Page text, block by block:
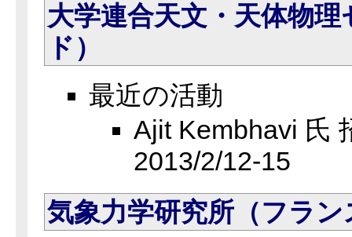
大学連合天文・天体物
ド）
最近の活動
Ajit Kembhavi 氏
2013/2/12-15
気象力学研究所（フラン